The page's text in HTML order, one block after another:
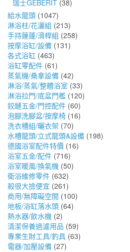
瑞士GEBERIT (38)
給水龍頭 (1047)
淋浴柱/花灑組 (213)
手持蓮蓬/滑桿組 (258)
按摩浴缸/設備 (131)
各式浴缸 (463)
浴缸零配件 (61)
蒸氣機/桑拿設備 (42)
淋浴/蒸氣/整體浴室 (33)
淋浴拉門/底盆門檻 (120)
鉸鏈五金/門控配件 (60)
泡腳洗腳盆/按摩椅 (16)
洗衣槽組/曬衣架 (70)
水槽龍頭/立式龍頭&設備 (198)
德國浴室配件特價 (16)
浴室五金/配件 (716)
浴室暖風/換氣機 (50)
衛浴維修零件 (632)
殺很大撿便宜 (261)
商用/無障礙空間 (100)
地板/浴缸落水頭 (64)
熱水器/飲水機 (2)
清潔保養過濾用品 (59)
專業生財工具/釣具 (63)
電器/加壓設備 (27)